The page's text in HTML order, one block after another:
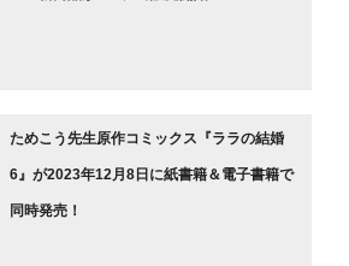
ためこう先生原作コミックス『ララの結婚
6』が2023年12月8日に紙書籍＆電子書籍で
同時発売！